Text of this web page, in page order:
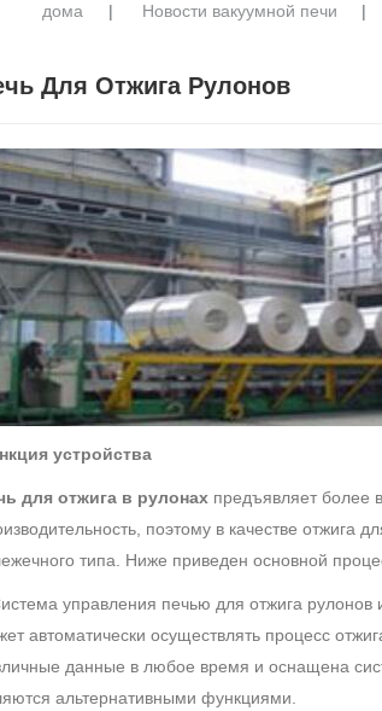
дома Новости вакуумной печи
Для Отжига Рулонов
устройства
для отжига в рулонах предъявляет более
поэтому в качестве отжига
типа. Ниже приведен основной
управления печью для отжига
автоматически осуществлять процесс
данные в любое время и оснащена
альтернативными функциями.